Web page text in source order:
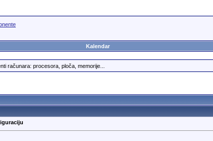
Kalendar
računara: procesora, ploča, memorije...